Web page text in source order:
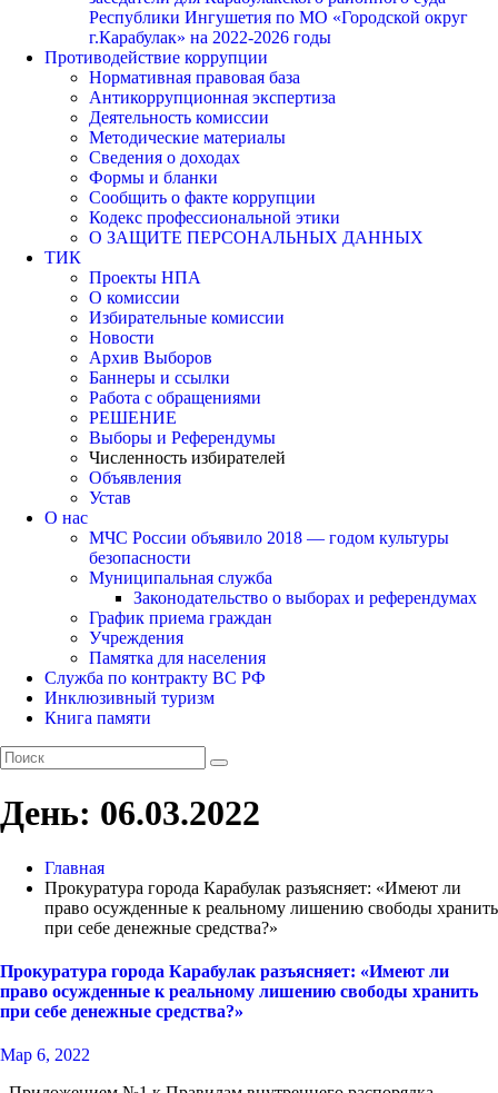
Республики Ингушетия по МО «Городской округ
г.Карабулак» на 2022-2026 годы
Противодействие коррупции
Нормативная правовая база
Антикоррупционная экспертиза
Деятельность комиссии
Методические материалы
Сведения о доходах
Формы и бланки
Сообщить о факте коррупции
Кодекс профессиональной этики
О ЗАЩИТЕ ПЕРСОНАЛЬНЫХ ДАННЫХ
ТИК
Проекты НПА
О комиссии
Избирательные комиссии
Новости
Архив Выборов
Баннеры и ссылки
Работа с обращениями
РЕШЕНИЕ
Выборы и Референдумы
Численность избирателей
Объявления
Устав
О нас
МЧС России объявило 2018 — годом культуры
безопасности
Муниципальная служба
Законодательство о выборах и референдумах
График приема граждан
Учреждения
Памятка для населения
Служба по контракту ВС РФ
Инклюзивный туризм
Книга памяти
День: 06.03.2022
Главная
Прокуратура города Карабулак разъясняет: «Имеют ли
право осужденные к реальному лишению свободы хранить
при себе денежные средства?»
Прокуратура города Карабулак разъясняет: «Имеют ли
право осужденные к реальному лишению свободы хранить
при себе денежные средства?»
Мар 6, 2022